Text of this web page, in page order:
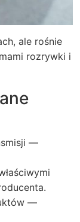
ale rośnie
rozrywki i
—
—